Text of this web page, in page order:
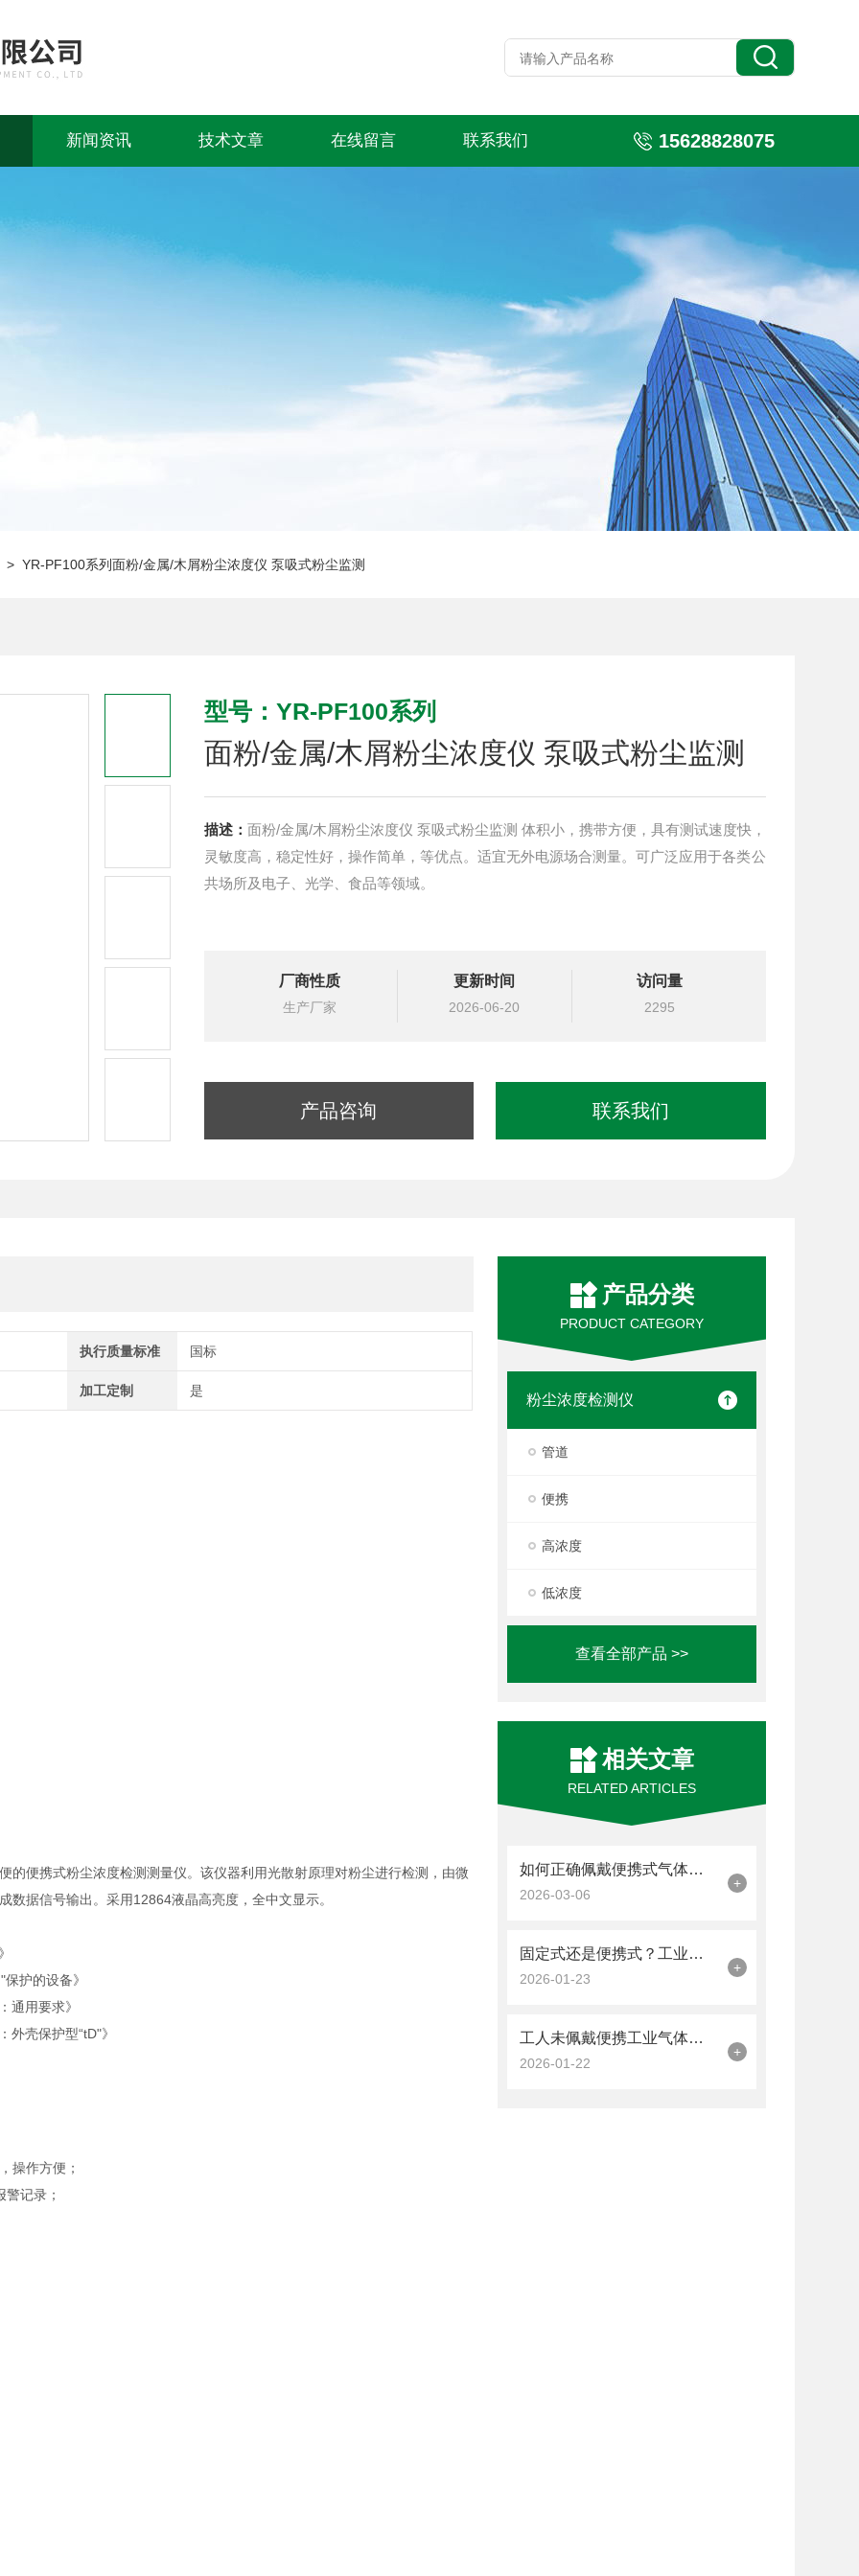
新闻资讯 技术文章 在线留言 联系我们 15628828075
> YR-PF100系列面粉/金属/木屑粉尘浓度仪 泵吸式粉尘监测
型号：YR-PF100系列
面粉/金属/木屑粉尘浓度仪 泵吸式粉尘监测
描述： 面粉/金属/木屑粉尘浓度仪 泵吸式粉尘监测 体积小，携带方便，具有测试速度快，
灵敏度高，稳定性好，操作简单，等优点。适宜无外电源场合测量。可广泛应用于各类公
共场所及电子、光学、食品等领域。
厂商性质
生产厂家
更新时间
2026-06-20
访问量
2295
产品咨询 联系我们
产品分类
PRODUCT CATEGORY
粉尘浓度检测仪
管道
便携
高浓度
低浓度
查看全部产品 >>
相关文章
RELATED ARTICLES
如何正确佩戴便携式气体检测仪
2026-03-06
+
固定式还是便携式？工业气体报警器的两大“形态”与应用指南
2026-01-23
+
工人未佩戴便携工业气体报警器，造成1死3伤，直接经济损失190万元
2026-01-22
+
执行质量标准 国标
加工定制 是
的便携式粉尘浓度检测测量仪。该仪器利用光散射原理对粉尘进行检测，由微
据信号输出。采用12864液晶高亮度，全中文显示。
护的设备》
通用要求》
壳保护型“tD"》
操作方便；
记录；